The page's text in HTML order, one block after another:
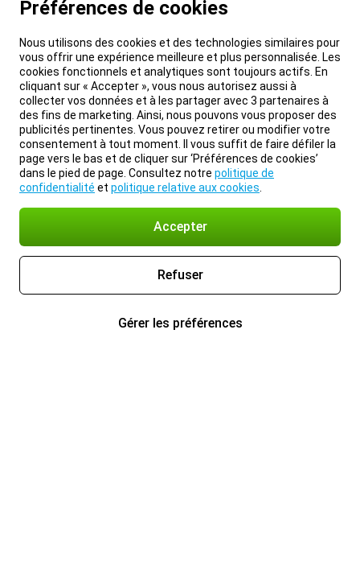
Préférences de cookies
Nous utilisons des cookies et des technologies similaires pour
vous offrir une expérience meilleure et plus personnalisée. Les
cookies fonctionnels et analytiques sont toujours actifs. En
cliquant sur « Accepter », vous nous autorisez aussi à
collecter vos données et à les partager avec 3 partenaires à
des fins de marketing. Ainsi, nous pouvons vous proposer des
publicités pertinentes. Vous pouvez retirer ou modifier votre
consentement à tout moment. Il vous suffit de faire défiler la
page vers le bas et de cliquer sur ‘Préférences de cookies’
dans le pied de page. Consultez notre politique de
confidentialité et politique relative aux cookies
Accepter
Refuser
Gérer les préférences